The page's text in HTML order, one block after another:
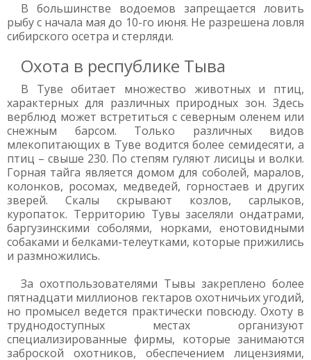
В большинстве водоемов запрещается ловить
рыбу с начала мая до 10-го июня. Не разрешена ловля
сибирского осетра и стерляди.
Охота в республике Тыва
В Туве обитает множество животных и птиц,
характерных для различных природных зон. Здесь
верблюд может встретиться с северным оленем или
снежным барсом. Только различных видов
млекопитающих в Туве водится более семидесяти, а
птиц – свыше 230. По степям гуляют лисицы и волки.
Горная тайга является домом для соболей, маралов,
колонков, росомах, медведей, горностаев и других
зверей. Скалы скрывают козлов, сарлыков,
куропаток. Территорию Тувы заселяли ондатрами,
баргузинскими соболями, норками, енотовидными
собаками и белками-телеутками, которые прижились
и размножились.
За охотпользователями Тывы закреплено более
пятнадцати миллионов гектаров охотничьих угодий,
но промысел ведется практически повсюду. Охоту в
труднодоступных местах организуют
специализированные фирмы, которые занимаются
заброской охотников, обеспечением лицензиями,